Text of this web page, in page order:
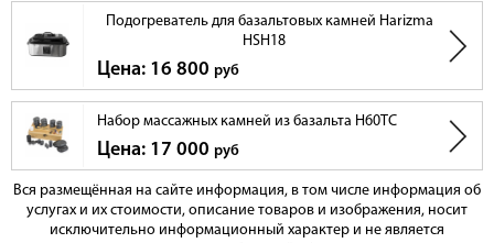
Подогреватель для базальтовых камней Harizma
HSH18
Цена: 16 800 руб
Набор массажных камней из базальта H60TC
Цена: 17 000 руб
Вся размещённая на сайте информация, в том числе информация об
услугах и их стоимости, описание товаров и изображения, носит
исключительно информационный характер и не является